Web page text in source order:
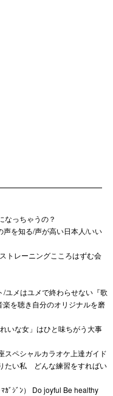
なっちゃうの？
を知る/声が高い日本人/いい
トレーニングこころはずむ会
ユメはユメで終わらせない『歌
を聴き自分のオリジナルを磨
いな女」はひと味ちがう大事
スペシャルカラオケ上達ガイド
たい私 どんな練習をすればい
ｶﾞｼﾞﾝ） Do joyful Be healthy